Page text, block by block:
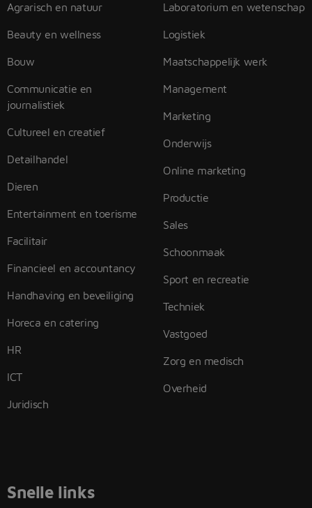
Agrarisch en natuur
Beauty en wellness
Bouw
Communicatie en
journalistiek
Cultureel en creatief
Detailhandel
Dieren
Entertainment en toerisme
Facilitair
Financieel en accountancy
Handhaving en beveiliging
Horeca en catering
HR
ICT
Juridisch
Laboratorium en wetenschap
Logistiek
Maatschappelijk werk
Management
Marketing
Onderwijs
Online marketing
Productie
Sales
Schoonmaak
Sport en recreatie
Techniek
Vastgoed
Zorg en medisch
Overheid
Snelle links